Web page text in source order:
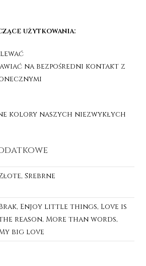
użytkowania:
na bezpośredni kontakt z
kolory naszych niezwykłych
Srebrne
Enjoy little things, Love is
reason, More than words,
big love